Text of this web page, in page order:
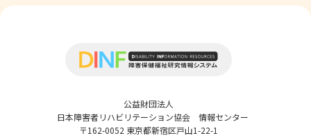
公益財団法人
日本障害者リハビリテーション協会 情報センター
〒162-0052 東京都新宿区戸山1-22-1